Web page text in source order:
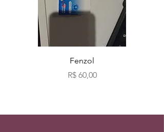
Fenzol
Preço
R$ 60,00